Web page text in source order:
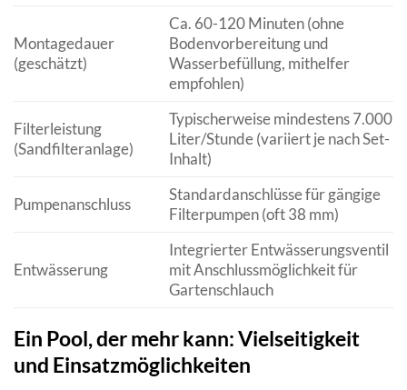
Montagedauer
(geschätzt)
Ca. 60-120 Minuten (ohne
Bodenvorbereitung und
Wasserbefüllung, mithelfer
empfohlen)
Filterleistung
(Sandfilteranlage)
Typischerweise mindestens 7.000
Liter/Stunde (variiert je nach Set-
Inhalt)
Pumpenanschluss
Standardanschlüsse für gängige
Filterpumpen (oft 38 mm)
Entwässerung
Integrierter Entwässerungsventil
mit Anschlussmöglichkeit für
Gartenschlauch
Ein Pool, der mehr kann: Vielseitigkeit
und Einsatzmöglichkeiten